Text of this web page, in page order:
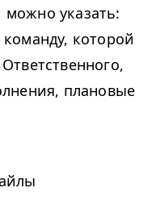
можно указать:
которой
плановые